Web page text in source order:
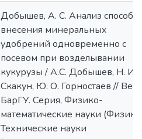
Добышев, А. С. Анализ
внесения минеральных
удобрений одновременно с
посевом при возделывании
кукурузы / А.С. Добышев, Н. И.
Скакун, Ю. О. Горностаев //
БарГУ. Серия, Физико-
математические науки
Технические науки